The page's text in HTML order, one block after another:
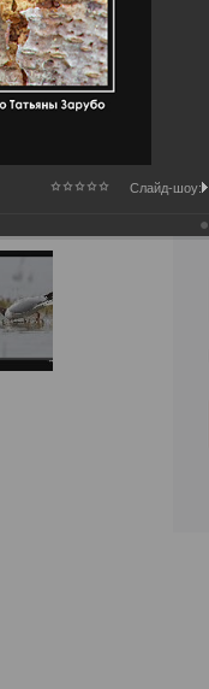
Слайд-шоу: